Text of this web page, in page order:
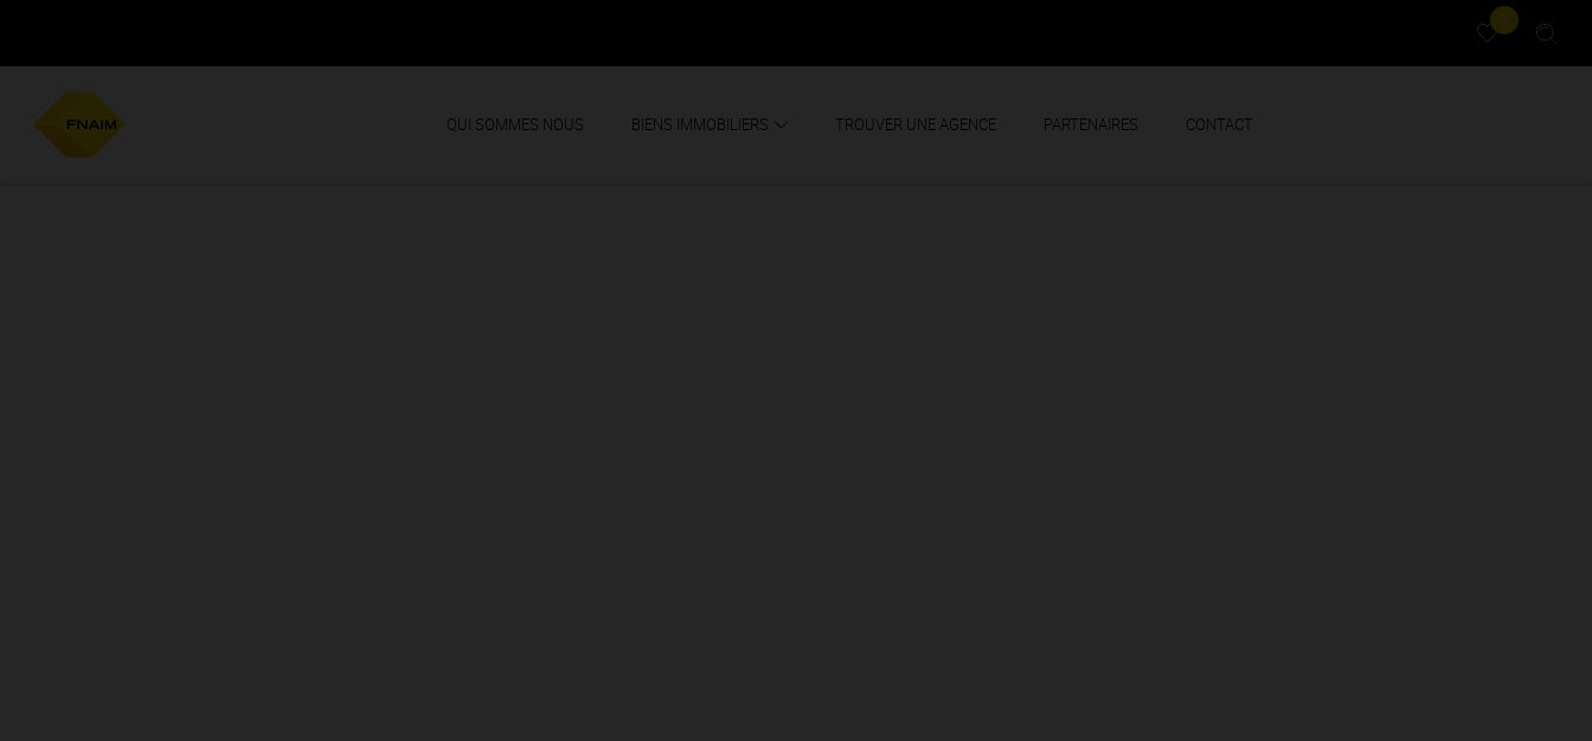
0
QUI SOMMES NOUS BIENS IMMOBILIERS TROUVER UNE AGENCE PARTENAIRES CONTACT